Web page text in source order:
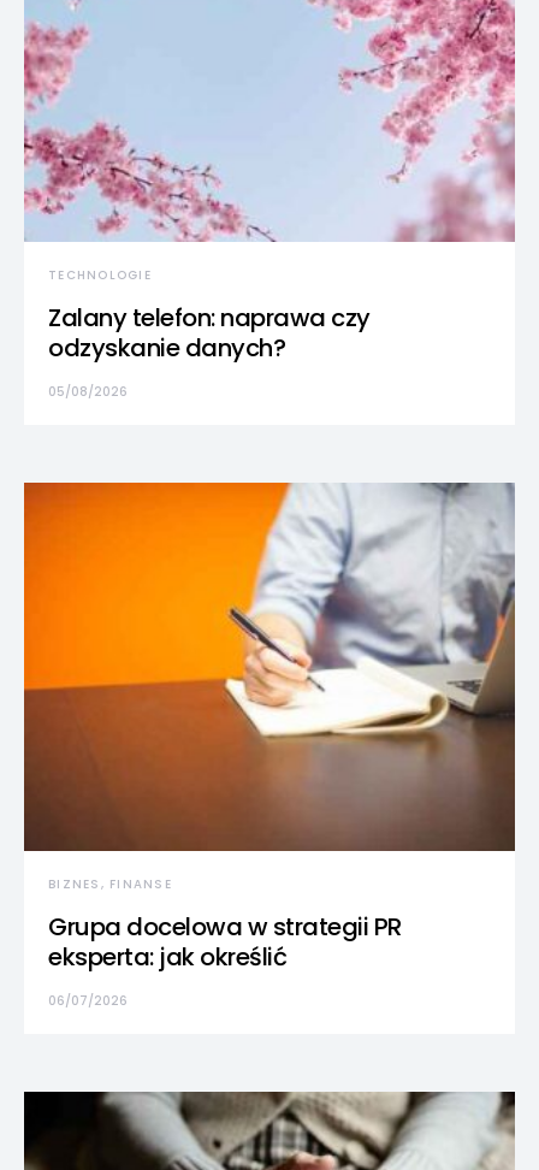
TECHNOLOGIE
Zalany telefon: naprawa czy
odzyskanie danych?
05/08/2026
BIZNES, FINANSE
Grupa docelowa w strategii PR
eksperta: jak określić
06/07/2026